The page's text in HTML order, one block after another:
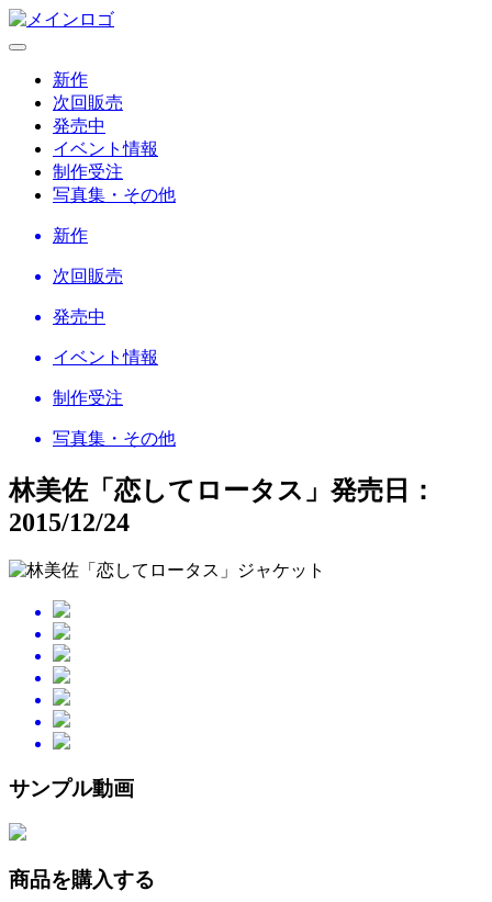
新作
次回販売
発売中
イベント情報
制作受注
写真集・その他
新作
次回販売
発売中
イベント情報
制作受注
写真集・その他
林美佐「恋してロータス」 発売日：
2015/12/24
サンプル動画
商品を購入する